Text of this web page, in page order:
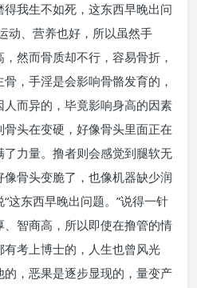
我生不如死，这东西早晚出问
动、营养也好，所以虽然手
然而骨质却不行，容易骨折，
，手淫是会影响骨骼发育的，
而异的，毕竟影响身高的因素
头在变硬，好像骨头里面正在
力量。撸者则会感觉到腿软无
骨头变脆了，也像机器缺少润
这东西早晚出问题。”说得一针
、智商高，所以即使在撸管的情
考上博士的，人生也曾风光
，恶果是逐步显现的，量变产